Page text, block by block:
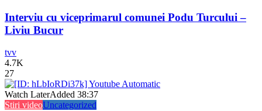
Interviu cu viceprimarul comunei Podu Turcului –
Liviu Bucur
tvv
4.7K
27
Watch LaterAdded 38:37
Stiri videoUncategorized